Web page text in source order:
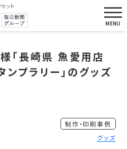
ット
「長崎県 魚愛用店
ンプラリー」のグッズ
制作・印刷事例
グッズ